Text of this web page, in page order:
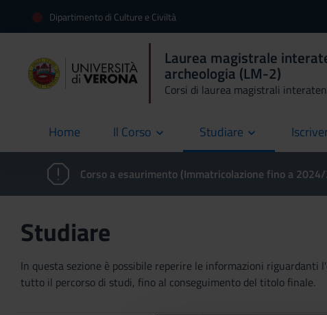
Dipartimento di Culture e Civiltà
Laurea magistrale
archeologia (LM-2)
Corsi di laurea magistrali
Home
current Il Corso Studiare
Corso a esaurimento (Immatricolazione fino a
Studiare
In questa sezione è possibile reperire le informazioni
tutto il percorso di studi, fino al conseguimento del titolo finale.